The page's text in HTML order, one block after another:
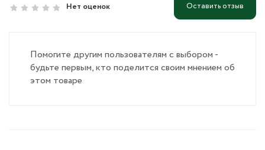
Нет оценок Оставить отзыв
Помогите другим пользователям с выбором -
будьте первым, кто поделится своим мнением об
этом товаре